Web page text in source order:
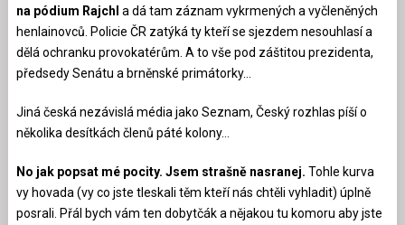
na pódium Rajchl a dá tam záznam vykrmených a vyčleněných
henlainovců. Policie ČR zatýká ty kteří se sjezdem nesouhlasí a
dělá ochranku provokatérům. A to vše pod záštitou prezidenta,
předsedy Senátu a brněnské primátorky…
Jiná česká nezávislá média jako Seznam, Český rozhlas píší o
několika desítkách členů páté kolony…
No jak popsat mé pocity. Jsem strašně nasranej. Tohle kurva
vy hovada (vy co jste tleskali těm kteří nás chtěli vyhladit) úplně
posrali. Přál bych vám ten dobytčák a nějakou tu komoru aby jste